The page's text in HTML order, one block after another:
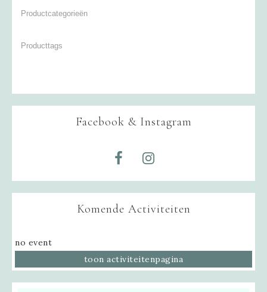
Facebook & Instagram
Komende Activiteiten
no event
toon activiteitenpagina